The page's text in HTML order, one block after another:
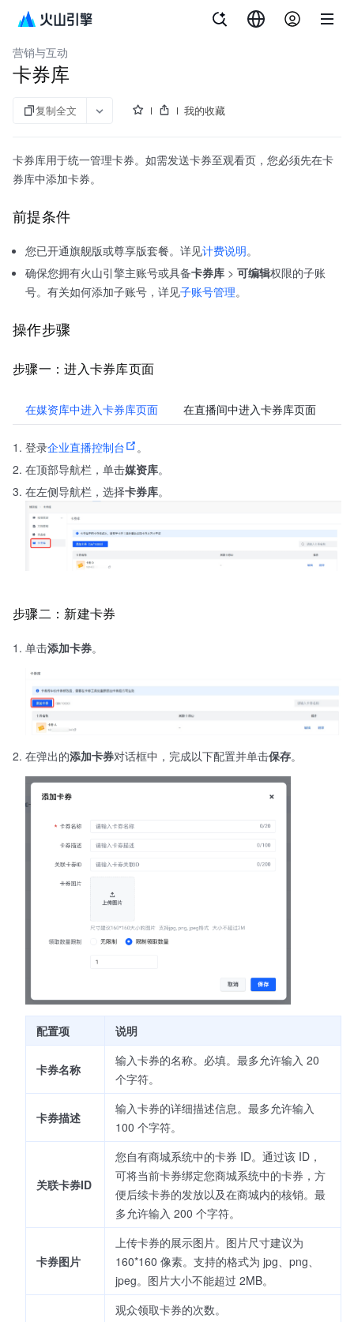
企业直播
营销与互动
卡券库
复制全文 我的收藏
卡券库用于统一管理卡券。如需发送卡券至观看页，您必须先在卡
券库中添加卡券。
前提条件
您已开通旗舰版或尊享版套餐。详见计费说明。
确保您拥有火山引擎主账号或具备卡券库 > 可编辑权限的子账
号。有关如何添加子账号，详见子账号管理。
操作步骤
步骤一：进入卡券库页面
在媒资库中进入卡券库页面 在直播间中进入卡券库页面
登录企业直播控制台
。
在顶部导航栏，单击媒资库。
在左侧导航栏，选择卡券库。
步骤二：新建卡券
单击添加卡券。
在弹出的添加卡券对话框中，完成以下配置并单击保存。
配置项 说明
卡券名称
输入卡券的名称。必填。最多允许输入 20
个字符。
卡券描述
输入卡券的详细描述信息。最多允许输入
100 个字符。
关联卡券ID
您自有商城系统中的卡券 ID。通过该 ID，
可将当前卡券绑定您商城系统中的卡券，方
便后续卡券的发放以及在商城内的核销。最
多允许输入 200 个字符。
卡券图片
上传卡券的展示图片。图片尺寸建议为
160*160 像素。支持的格式为 jpg、png、
jpeg。图片大小不能超过 2MB。
观众领取卡券的次数。